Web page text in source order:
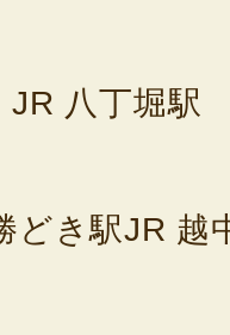
八丁堀駅
どき駅JR 越